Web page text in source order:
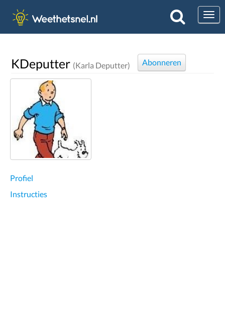
KDeputter (Karla Deputter) Abonneren
Profiel
Instructies